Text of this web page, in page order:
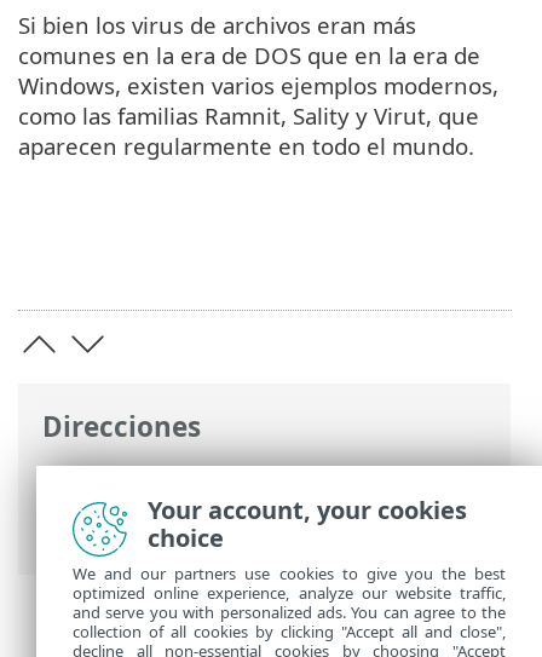
Direcciones
Ayuda en línea de ESET>ESET Glossary>
Detecciones >Virus> Virus de archivos,
virus parasitario
Si bien los virus de archivos eran más
comunes en la era de DOS que en la era de
Windows, existen varios ejemplos modernos,
como las familias Ramnit, Sality y Virut, que
aparecen regularmente en todo el mundo.
Your account, your cookies
choice
We and our partners use cookies to give you the best
optimized online experience, analyze our website traffic,
and serve you with personalized ads. You can agree to the
collection of all cookies by clicking "Accept all and close",
decline all non-essential cookies by choosing "Accept